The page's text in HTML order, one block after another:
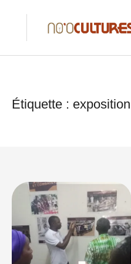
Étiquette : exposition